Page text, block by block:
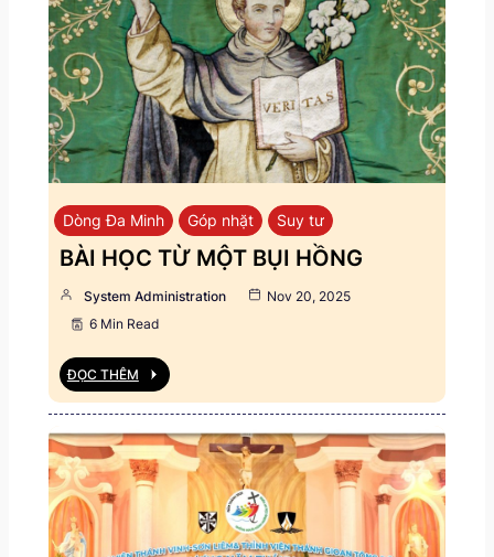
Dòng Đa Minh Góp nhặt Suy tư
BÀI HỌC TỪ MỘT BỤI HỒNG
System Administration
Nov 20, 2025
6 Min Read
ĐỌC THÊM